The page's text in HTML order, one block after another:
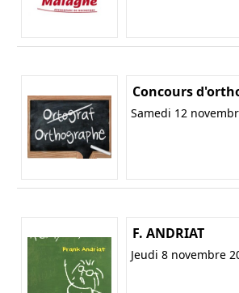
Concours
Samedi 12
F. ANDRIAT
Jeudi 8 novembre